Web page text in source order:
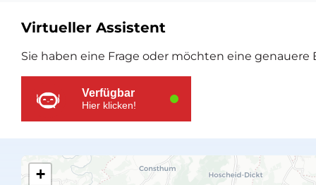
Zusätzliche
Ressourcen
Virtueller Assistent
Sie haben eine Frage oder möchten eine
Verfügbar
Hier klicken!
+